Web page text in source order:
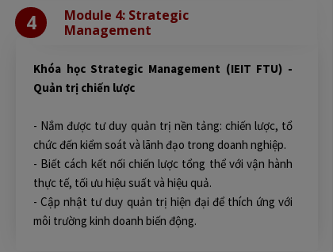
Module 4: Strategic
Management
4
Khóa học Strategic Management (IEIT FTU) -
Quản trị chiến lược
- Nắm được tư duy quản trị nền tảng: chiến lược, tổ
chức đến kiểm soát và lãnh đạo trong doanh nghiệp.
- Biết cách kết nối chiến lược tổng thể với vận hành
thực tế, tối ưu hiệu suất và hiệu quả.
- Cập nhật tư duy quản trị hiện đại để thích ứng với
môi trường kinh doanh biến động.